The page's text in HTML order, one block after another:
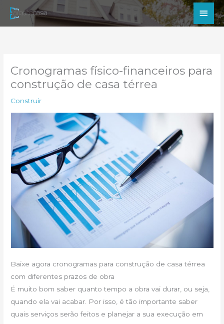
para
Cronogramas físico-financeiros para
construção de casa térrea
Construir
Baixe agora cronogramas para construção de casa térrea
com diferentes prazos de obra
É muito bom saber quanto tempo a obra vai durar, ou seja,
quando ela vai acabar. Por isso, é tão importante saber
quais serviços serão feitos e planejar a sua execução em